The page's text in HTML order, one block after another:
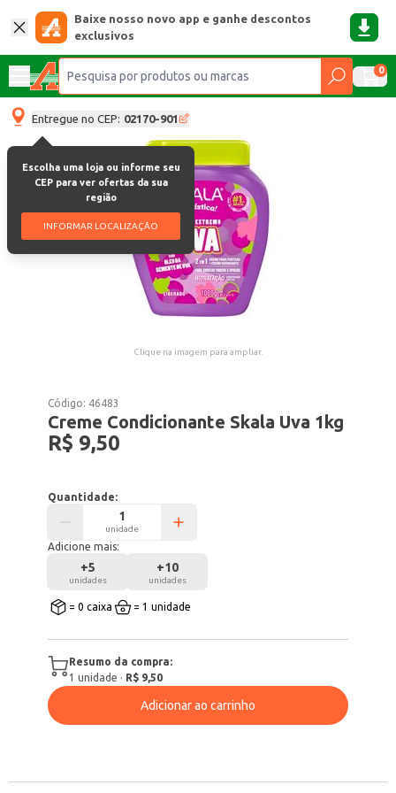
Baixe nosso novo app e ganhe descontos
exclusivos
0
Entregue no CEP: 02170-901
Escolha uma loja ou informe seu
CEP para ver ofertas da sua
região
INFORMAR LOCALIZAÇÃO
Clique na imagem para ampliar.
Código: 46483
Creme Condicionante Skala Uva 1kg
R$ 9,50
Quantidade:
unidade
Adicione mais:
+5
unidades
+10
unidades
= 0 caixa = 1 unidade
Resumo da compra:
1 unidade · R$ 9,50
Adicionar ao carrinho